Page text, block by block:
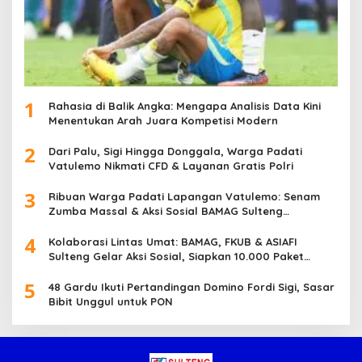
1
Rahasia di Balik Angka: Mengapa Analisis Data Kini
Menentukan Arah Juara Kompetisi Modern
2
Dari Palu, Sigi Hingga Donggala, Warga Padati
Vatulemo Nikmati CFD & Layanan Gratis Polri
3
Ribuan Warga Padati Lapangan Vatulemo: Senam
Zumba Massal & Aksi Sosial BAMAG Sulteng
4
Kolaborasi Lintas Umat: BAMAG, FKUB & ASIAFI
Sulteng Gelar Aksi Sosial, Siapkan 10.000 Paket
5
48 Gardu Ikuti Pertandingan Domino Fordi Sigi, Sasar
Bibit Unggul untuk PON